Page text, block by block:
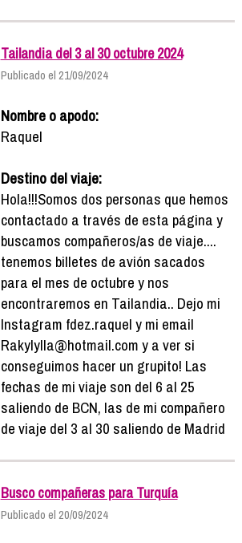
Tailandia del 3 al 30 octubre 2024
Publicado el 21/09/2024
Nombre o apodo:
Raquel
Destino del viaje:
Hola!!!Somos dos personas que hemos
contactado a través de esta página y
buscamos compañeros/as de viaje....
tenemos billetes de avión sacados
para el mes de octubre y nos
encontraremos en Tailandia.. Dejo mi
Instagram fdez.raquel y mi email
Rakylylla@hotmail.com y a ver si
conseguimos hacer un grupito! Las
fechas de mi viaje son del 6 al 25
saliendo de BCN, las de mi compañero
de viaje del 3 al 30 saliendo de Madrid
Busco compañeras para Turquía
Publicado el 20/09/2024